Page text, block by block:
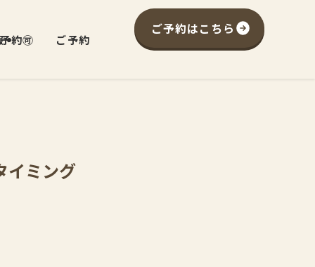
約🉑 ご予約
ご予約はこちら
イミング